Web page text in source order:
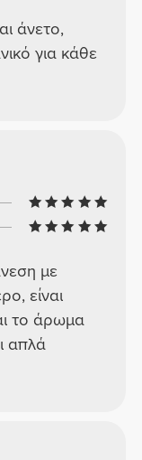
άνετο,
για κάθε
με
είναι
το άρωμα
απλά